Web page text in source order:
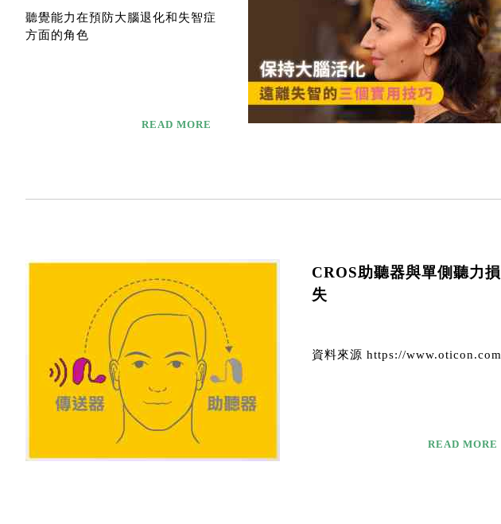
聽覺能力在預防大腦退化和失智症
方面的角色
READ MORE
CROS助聽器與單側聽力損
失
資料來源 https://www.oticon.com
READ MORE